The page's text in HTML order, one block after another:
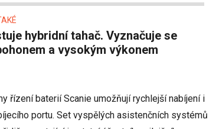
a vysokým výkonem
řízení baterií Scanie umožňují rychlejší nabíjení i
portu. Set vyspělých asistenčních systémů